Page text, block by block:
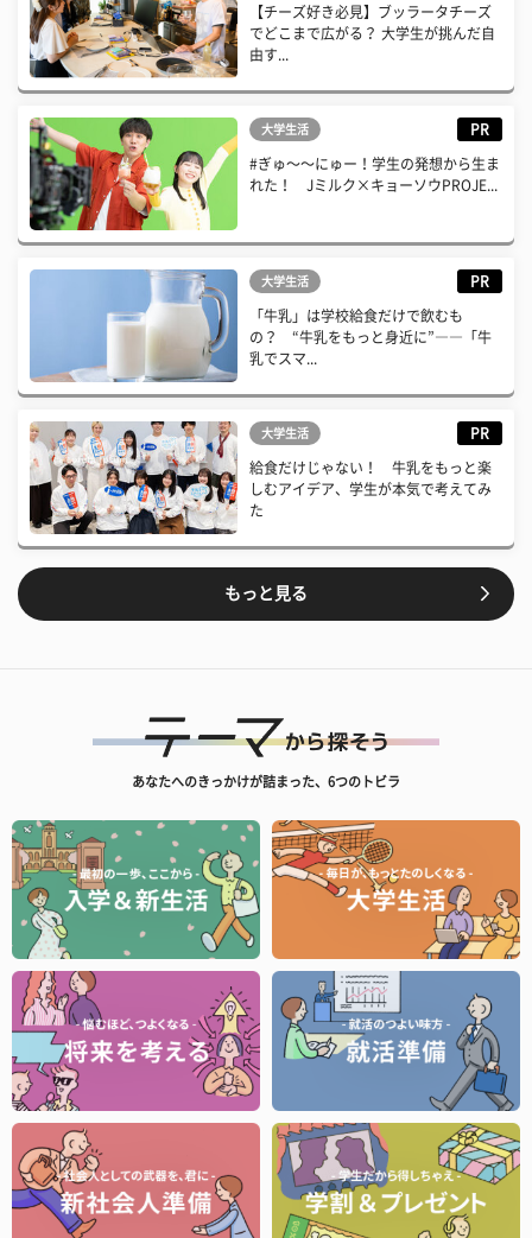
【チーズ好き必見】ブッラータチーズ
でどこまで広がる？ 大学生が挑んだ自
由す...
大学生活 PR
#ぎゅ〜〜にゅー！学生の発想から生ま
れた！ Jミルク×キョーソウPROJE...
大学生活 PR
「牛乳」は学校給食だけで飲むも
の？ “牛乳をもっと身近に”――「牛
乳でスマ...
大学生活 PR
給食だけじゃない！ 牛乳をもっと楽
しむアイデア、学生が本気で考えてみ
た
もっと見る
あなたへのきっかけが詰まった、6つのトビラ